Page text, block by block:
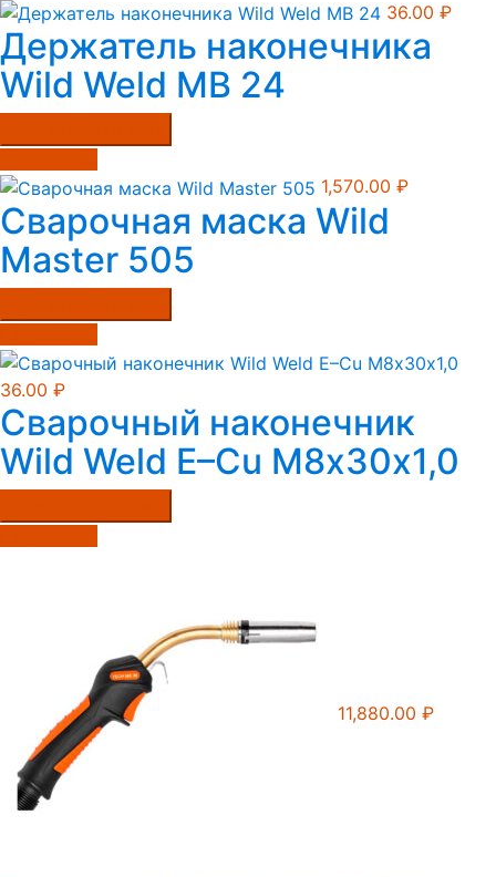
36.00 ₽
Держатель наконечника
Wild Weld MB 24
1,570.00 ₽
Сварочная маска Wild
Master 505
36.00 ₽
Сварочный наконечник
Wild Weld E–Cu М8х30х1,0
11,880.00 ₽